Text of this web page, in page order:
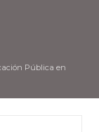
Pública en